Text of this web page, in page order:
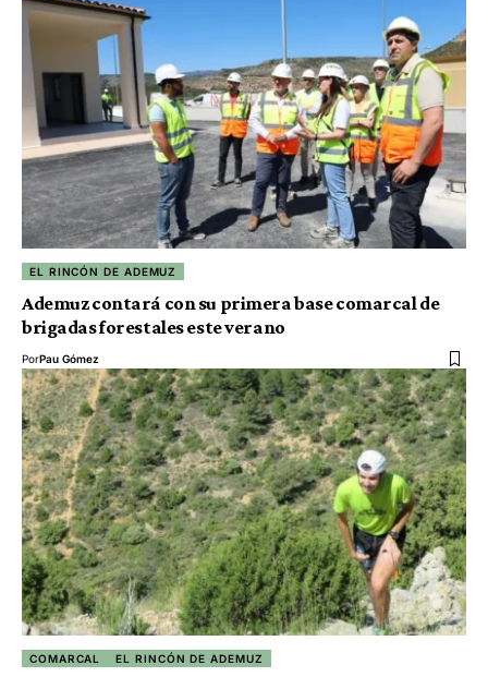
EL RINCÓN DE ADEMUZ
Ademuz contará con su primera base comarcal de
brigadas forestales este verano
PorPau Gómez
COMARCAL EL RINCÓN DE ADEMUZ